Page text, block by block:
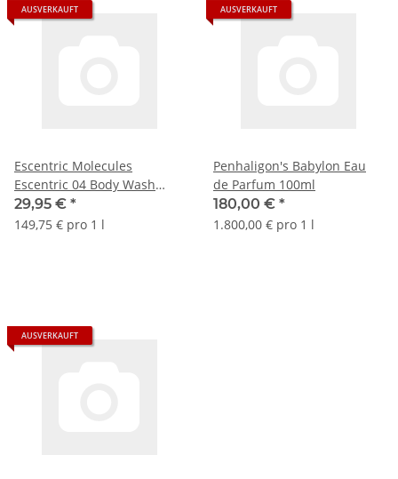
AUSVERKAUFT
Escentric Molecules
Escentric 04 Body Wash
200ml
29,95 € *
149,75 € pro 1 l
AUSVERKAUFT
Penhaligon's Babylon Eau
de Parfum 100ml
180,00 € *
1.800,00 € pro 1 l
AUSVERKAUFT